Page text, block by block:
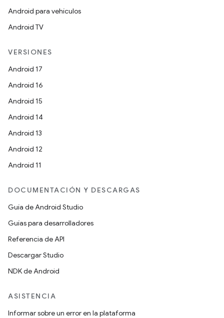
Android para vehículos
Android TV
VERSIONES
Android 17
Android 16
Android 15
Android 14
Android 13
Android 12
Android 11
DOCUMENTACIÓN Y DESCARGAS
Guía de Android Studio
Guías para desarrolladores
Referencia de API
Descargar Studio
NDK de Android
ASISTENCIA
Informar sobre un error en la plataforma